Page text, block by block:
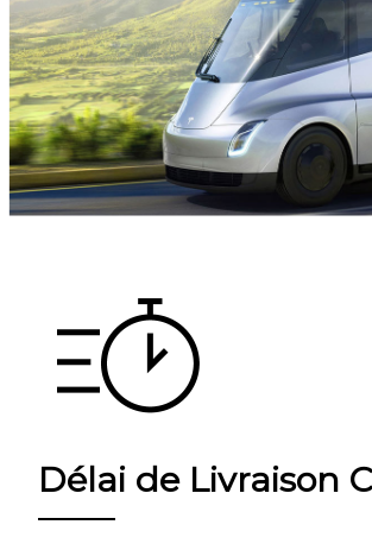
Délai de Livraison